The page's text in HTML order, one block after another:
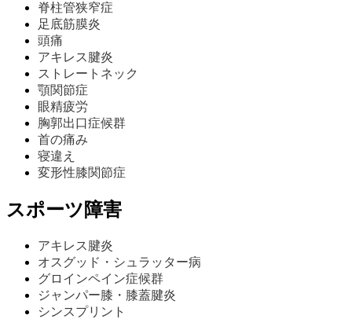
脊柱管狭窄症
足底筋膜炎
頭痛
アキレス腱炎
ストレートネック
顎関節症
眼精疲労
胸郭出口症候群
首の痛み
寝違え
変形性膝関節症
スポーツ障害
アキレス腱炎
オスグッド・シュラッター病
グロインペイン症候群
ジャンパー膝・膝蓋腱炎
シンスプリント